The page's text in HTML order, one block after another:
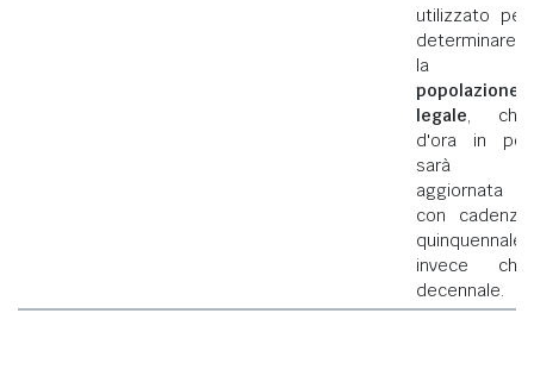
utilizzato per
determinare
la
popolazione
legale, che
d'ora in poi
sarà
aggiornata
con cadenza
quinquennale
invece che
decennale.